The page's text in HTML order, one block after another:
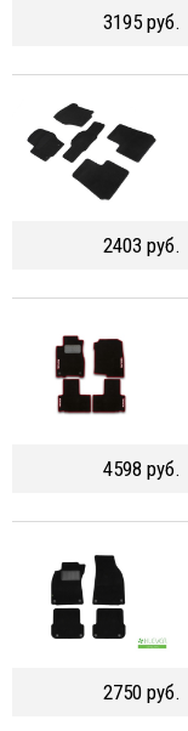
3195 руб.
2403 руб.
4598 руб.
2750 руб.